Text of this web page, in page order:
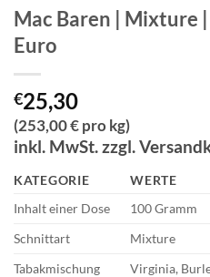
Mac Baren | Mixture
Euro
€25,30
(253,00 € pro kg)
inkl. MwSt. zzgl.
KATEGORIE
WERTE
Inhalt einer Dose
100 Gramm
Schnittart
Mixture
Tabakmischung
Virginia,